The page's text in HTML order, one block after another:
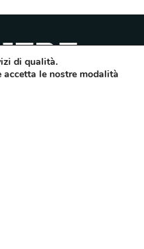
Comunicazione al n.7671
PI/CF. Reg. naz. stampa 10218/99
di qualità.
le nostre modalità